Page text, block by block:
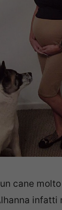
cane
infatti